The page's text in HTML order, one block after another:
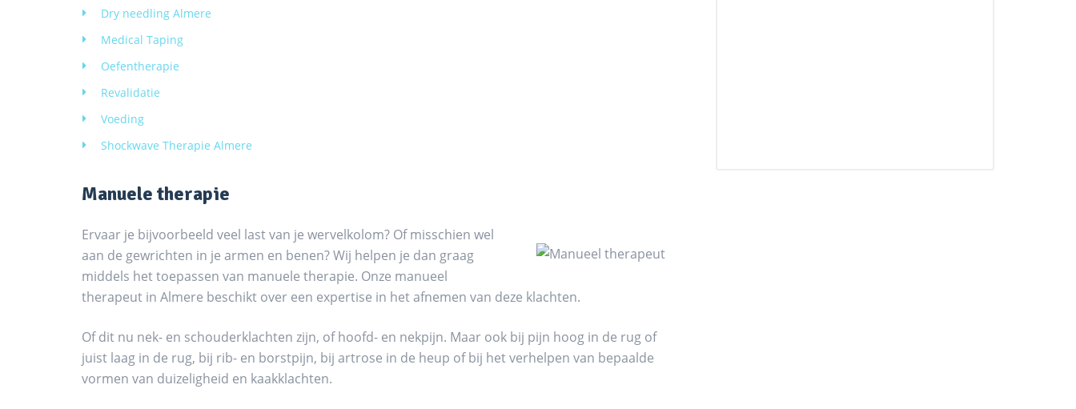
Dry needling Almere
Medical Taping
Oefentherapie
Revalidatie
Voeding
Shockwave Therapie Almere
Manuele therapie
Ervaar je bijvoorbeeld veel last van je wervelkolom? Of misschien wel
aan de gewrichten in je armen en benen? Wij helpen je dan graag
middels het toepassen van manuele therapie. Onze manueel
therapeut in Almere beschikt over een expertise in het afnemen van deze klachten.
Of dit nu nek- en schouderklachten zijn, of hoofd- en nekpijn. Maar ook bij pijn hoog in de rug of
juist laag in de rug, bij rib- en borstpijn, bij artrose in de heup of bij het verhelpen van bepaalde
vormen van duizeligheid en kaakklachten.